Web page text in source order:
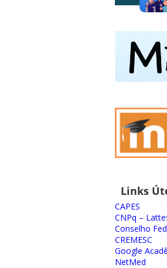
Links
CAPES
CNPq –
Conselho
CREMESC
Google
NetMed